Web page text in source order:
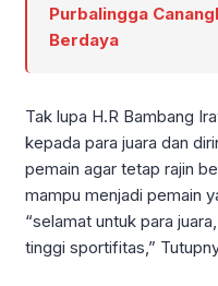
Purbalingga
Berdaya
Tak lupa H.R Bambang
kepada para juara dan
pemain agar tetap rajin
mampu menjadi pemain
“selamat untuk para
tinggi sportifitas,”